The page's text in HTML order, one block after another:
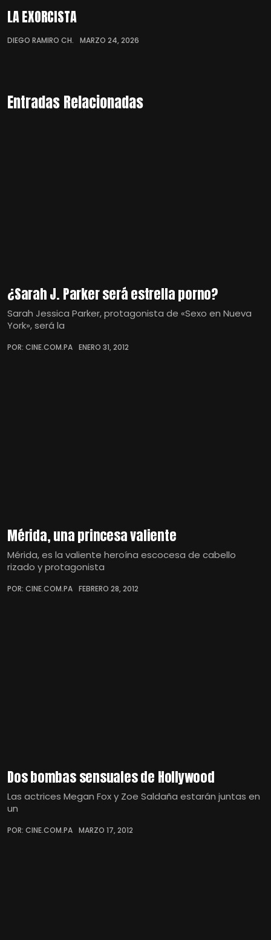
LA EXORCISTA
DIEGO RAMIRO CH. MARZO 24, 2026
Entradas Relacionadas
¿Sarah J. Parker será estrella porno?
Sarah Jessica Parker, protagonista de «Sexo en Nueva
York», será la
POR: CINE.COM.PA ENERO 31, 2012
Mérida, una princesa valiente
Mérida, es la valiente heroína escocesa de cabello
rizado y protagonista
POR: CINE.COM.PA FEBRERO 28, 2012
Dos bombas sensuales de Hollywood
Las actrices Megan Fox y Zoe Saldaña estarán juntas en
un
POR: CINE.COM.PA MARZO 17, 2012